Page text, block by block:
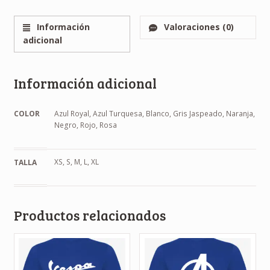
Información
adicional
Valoraciones (0)
Información adicional
COLOR
Azul Royal, Azul Turquesa, Blanco, Gris Jaspeado, Naranja,
Negro, Rojo, Rosa
TALLA XS, S, M, L, XL
Productos relacionados